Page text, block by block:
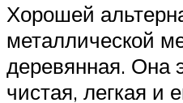
Хорошей
металлической
деревянная. Она
чистая, легкая и